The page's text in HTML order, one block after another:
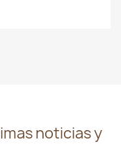
noticias y